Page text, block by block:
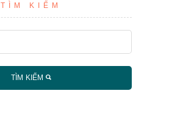
TÌM KIẾM
TÌM KIẾM